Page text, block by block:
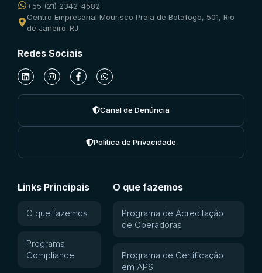
+55 (21) 2342-4582
Centro Empresarial Mourisco Praia de Botafogo, 501, Rio
de Janeiro-RJ
Redes Sociais
Canal de Denúncia
Política de Privacidade
Links Principais
O que fazemos
Programa
Compliance
O que fazemos
Programa de Acreditação
de Operadoras
Programa de Certificação
em APS